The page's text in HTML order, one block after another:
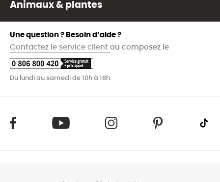
Animaux & plantes
Une question ? Besoin d’aide ?
Contactez le service client ou composez le
Du lundi au samedi de 10h à 18h.